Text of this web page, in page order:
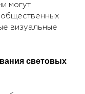
могут
визуальные
световых